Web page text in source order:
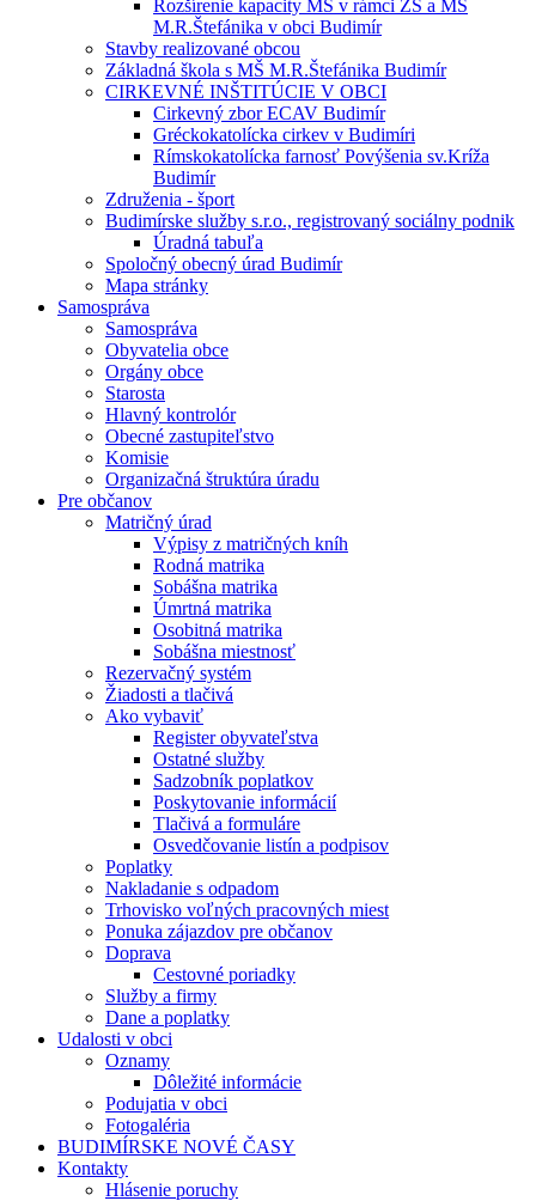
Rozšírenie kapacity MŠ v rámci ZŠ a MŠ
M.R.Štefánika v obci Budimír
Stavby realizované obcou
Základná škola s MŠ M.R.Štefánika Budimír
CIRKEVNÉ INŠTITÚCIE V OBCI
Cirkevný zbor ECAV Budimír
Gréckokatolícka cirkev v Budimíri
Rímskokatolícka farnosť Povýšenia sv.Kríža
Budimír
Združenia - šport
Budimírske služby s.r.o., registrovaný sociálny podnik
Úradná tabuľa
Spoločný obecný úrad Budimír
Mapa stránky
Samospráva
Samospráva
Obyvatelia obce
Orgány obce
Starosta
Hlavný kontrolór
Obecné zastupiteľstvo
Komisie
Organizačná štruktúra úradu
Pre občanov
Matričný úrad
Výpisy z matričných kníh
Rodná matrika
Sobášna matrika
Úmrtná matrika
Osobitná matrika
Sobášna miestnosť
Rezervačný systém
Žiadosti a tlačivá
Ako vybaviť
Register obyvateľstva
Ostatné služby
Sadzobník poplatkov
Poskytovanie informácií
Tlačivá a formuláre
Osvedčovanie listín a podpisov
Poplatky
Nakladanie s odpadom
Trhovisko voľných pracovných miest
Ponuka zájazdov pre občanov
Doprava
Cestovné poriadky
Služby a firmy
Dane a poplatky
Udalosti v obci
Oznamy
Dôležité informácie
Podujatia v obci
Fotogaléria
BUDIMÍRSKE NOVÉ ČASY
Kontakty
Hlásenie poruchy